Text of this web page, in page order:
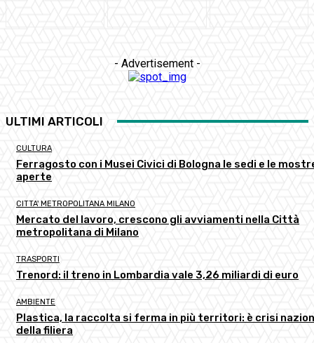
- Advertisement -
ULTIMI ARTICOLI
CULTURA
Ferragosto con i Musei Civici di Bologna le sedi e le
aperte
CITTA' METROPOLITANA MILANO
Mercato del lavoro, crescono gli avviamenti nella Città
metropolitana di Milano
TRASPORTI
Trenord: il treno in Lombardia vale 3,26 miliardi di euro
AMBIENTE
Plastica, la raccolta si ferma in più territori: è crisi
della filiera